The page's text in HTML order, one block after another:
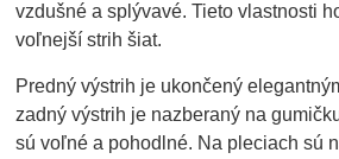
vzdušné a splývavé. Tieto vlastnosti
voľnejší strih šiat.
Predný výstrih je ukončený
zadný výstrih je nazberaný na
sú voľné a pohodlné. Na pleciach sú